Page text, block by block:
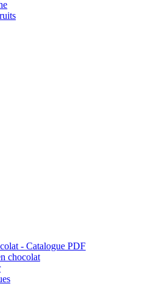
- Catalogue PDF
chocolat